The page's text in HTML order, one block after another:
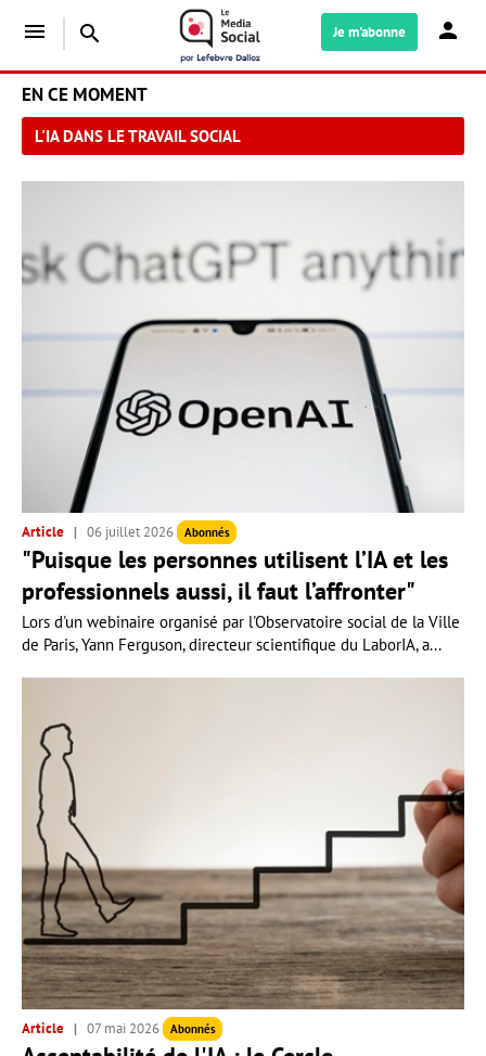
menu search Je m'abonne
EN CE MOMENT
L'IA DANS LE TRAVAIL SOCIAL
Article 06 juillet 2026 Abonnés
"Puisque les personnes utilisent l’IA et les
professionnels aussi, il faut l’affronter"
Lors d'un webinaire organisé par l'Observatoire social de la Ville
de Paris, Yann Ferguson, directeur scientifique du LaborIA, a...
Article 07 mai 2026 Abonnés